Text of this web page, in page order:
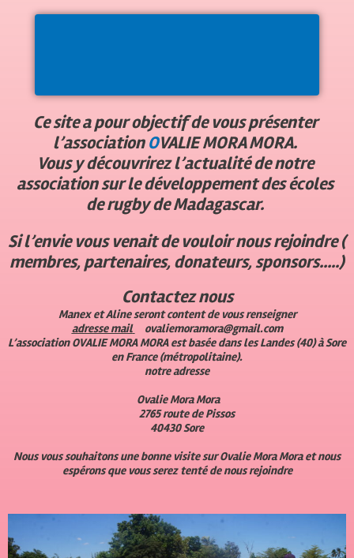
Ce site a pour objectif de vous présenter
l’associationOVALIE MORA MORA.
Vous y découvrirez l’actualité de notre
association sur le développement des écoles
de rugby de Madagascar.
Si l’envie vous venait de vouloir nous rejoindre (
membres, partenaires, donateurs, sponsors…..)
Contactez nous
Manex et Aline seront content de vous renseigner
adresse mail
ovaliemoramora@gmail.com
L’associationOVALIE MORA MORAest basée dans les Landes (40) à Sore
en France (métropolitaine).
notre adresse
Ovalie Mora Mora
2765 route de Pissos
40430 Sore
Nous vous souhaitons une bonne visite sur Ovalie Mora Mora et nous
espérons que vous serez tenté de nous rejoindre